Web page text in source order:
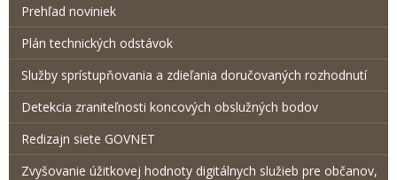
Prehľad noviniek
Plán technických odstávok
Služby sprístupňovania a zdieľania doručovaných rozhodnutí
Detekcia zraniteľnosti koncových obslužných bodov
Redizajn siete GOVNET
Zvyšovanie úžitkovej hodnoty digitálnych služieb pre občanov,